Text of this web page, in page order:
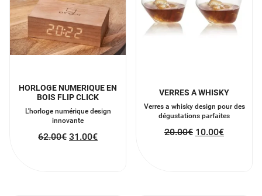
HORLOGE NUMERIQUE EN
BOIS FLIP CLICK
L'horloge numérique design
innovante
62.00€ 31.00€
VERRES A WHISKY
Verres a whisky design pour des
dégustations parfaites
20.00€ 10.00€